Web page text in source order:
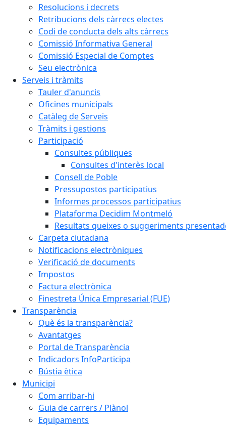
Resolucions i decrets
Retribucions dels càrrecs electes
Codi de conducta dels alts càrrecs
Comissió Informativa General
Comissió Especial de Comptes
Seu electrònica
Serveis i tràmits
Tauler d'anuncis
Oficines municipals
Catàleg de Serveis
Tràmits i gestions
Participació
Consultes públiques
Consultes d'interès local
Consell de Poble
Pressupostos participatius
Informes processos participatius
Plataforma Decidim Montmeló
Resultats queixes o suggeriments
Carpeta ciutadana
Notificacions electròniques
Verificació de documents
Impostos
Factura electrònica
Finestreta Única Empresarial (FUE)
Transparència
Què és la transparència?
Avantatges
Portal de Transparència
Indicadors InfoParticipa
Bústia ètica
Municipi
Com arribar-hi
Guia de carrers / Plànol
Equipaments